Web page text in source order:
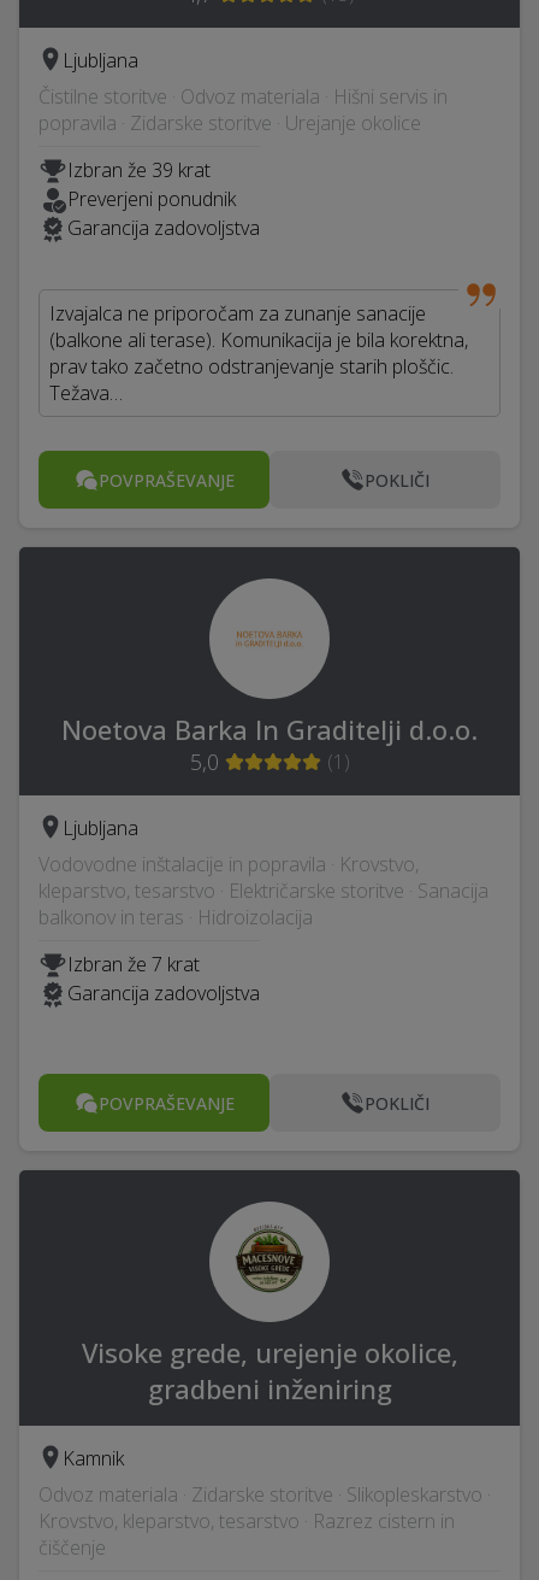
Ljubljana
Čistilne storitve · Odvoz materiala · Hišni servis in
popravila · Zidarske storitve · Urejanje okolice
Izbran že 39 krat
Preverjeni ponudnik
Garancija zadovoljstva
Izvajalca ne priporočam za zunanje sanacije
(balkone ali terase). Komunikacija je bila korektna,
prav tako začetno odstranjevanje starih ploščic.
Težava…
POVPRAŠEVANJE POKLIČI
Noetova Barka In Graditelji d.o.o.
5,0 (1 )
Ljubljana
Vodovodne inštalacije in popravila · Krovstvo,
kleparstvo, tesarstvo · Električarske storitve · Sanacija
balkonov in teras · Hidroizolacija
Izbran že 7 krat
Garancija zadovoljstva
POVPRAŠEVANJE POKLIČI
Visoke grede, urejenje okolice,
gradbeni inženiring
Kamnik
Odvoz materiala · Zidarske storitve · Slikopleskarstvo ·
Krovstvo, kleparstvo, tesarstvo · Razrez cistern in
čiščenje